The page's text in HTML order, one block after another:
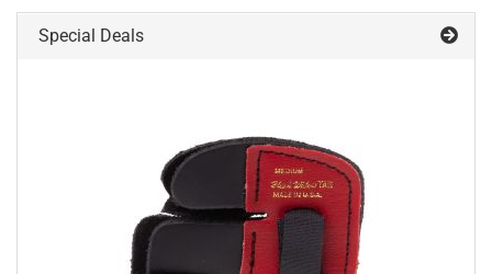
Special Deals